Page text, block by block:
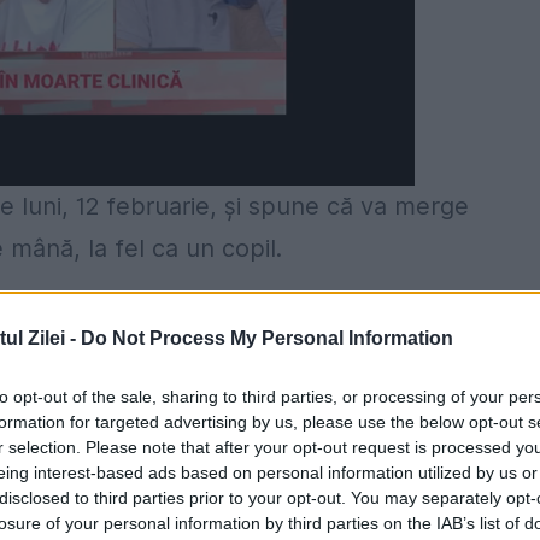
Zilei - Do Not Process My Personal Information
opt-out of the sale, sharing to third parties, or processing of your
for targeted advertising by us, please use the below opt-out
selection. Please note that after your opt-out request is processed
interest-based ads based on personal information utilized by us
to third parties prior to your opt-out. You may separately
of your personal information by third parties on the IAB’s list of
luni, 12 februarie, și spune că va merge
la fel ca un copil.
la unul dintre genunchi.
genunchi
și el printr-o intervenție chirurgicală similară,
spune că își dorește să se bucure de